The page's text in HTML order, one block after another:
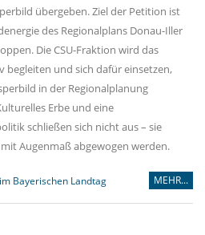
übergeben. Ziel der Petition ist
des Regionalplans Donau-Iller
Die CSU-Fraktion wird das
und sich dafür einsetzen,
in der Regionalplanung
Erbe und eine
schließen sich nicht aus – sie
Augenmaß abgewogen werden.
Bayerischen Landtag MEHR...